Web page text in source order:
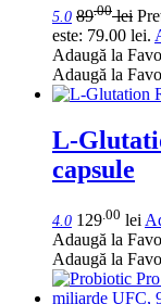
5.0 89.00 lei
este: 79.00 lei.
Adaugă la
Adaugă la
L-
capsule
4.0 129 .00 lei
Adaugă la
Adaugă la